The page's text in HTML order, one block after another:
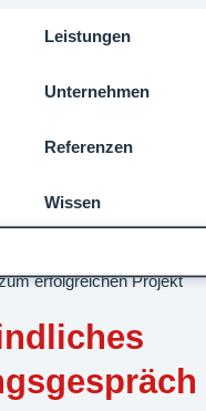
Leistungen
Unternehmen
Referenzen
Wissen
erfolgreichen Projekt